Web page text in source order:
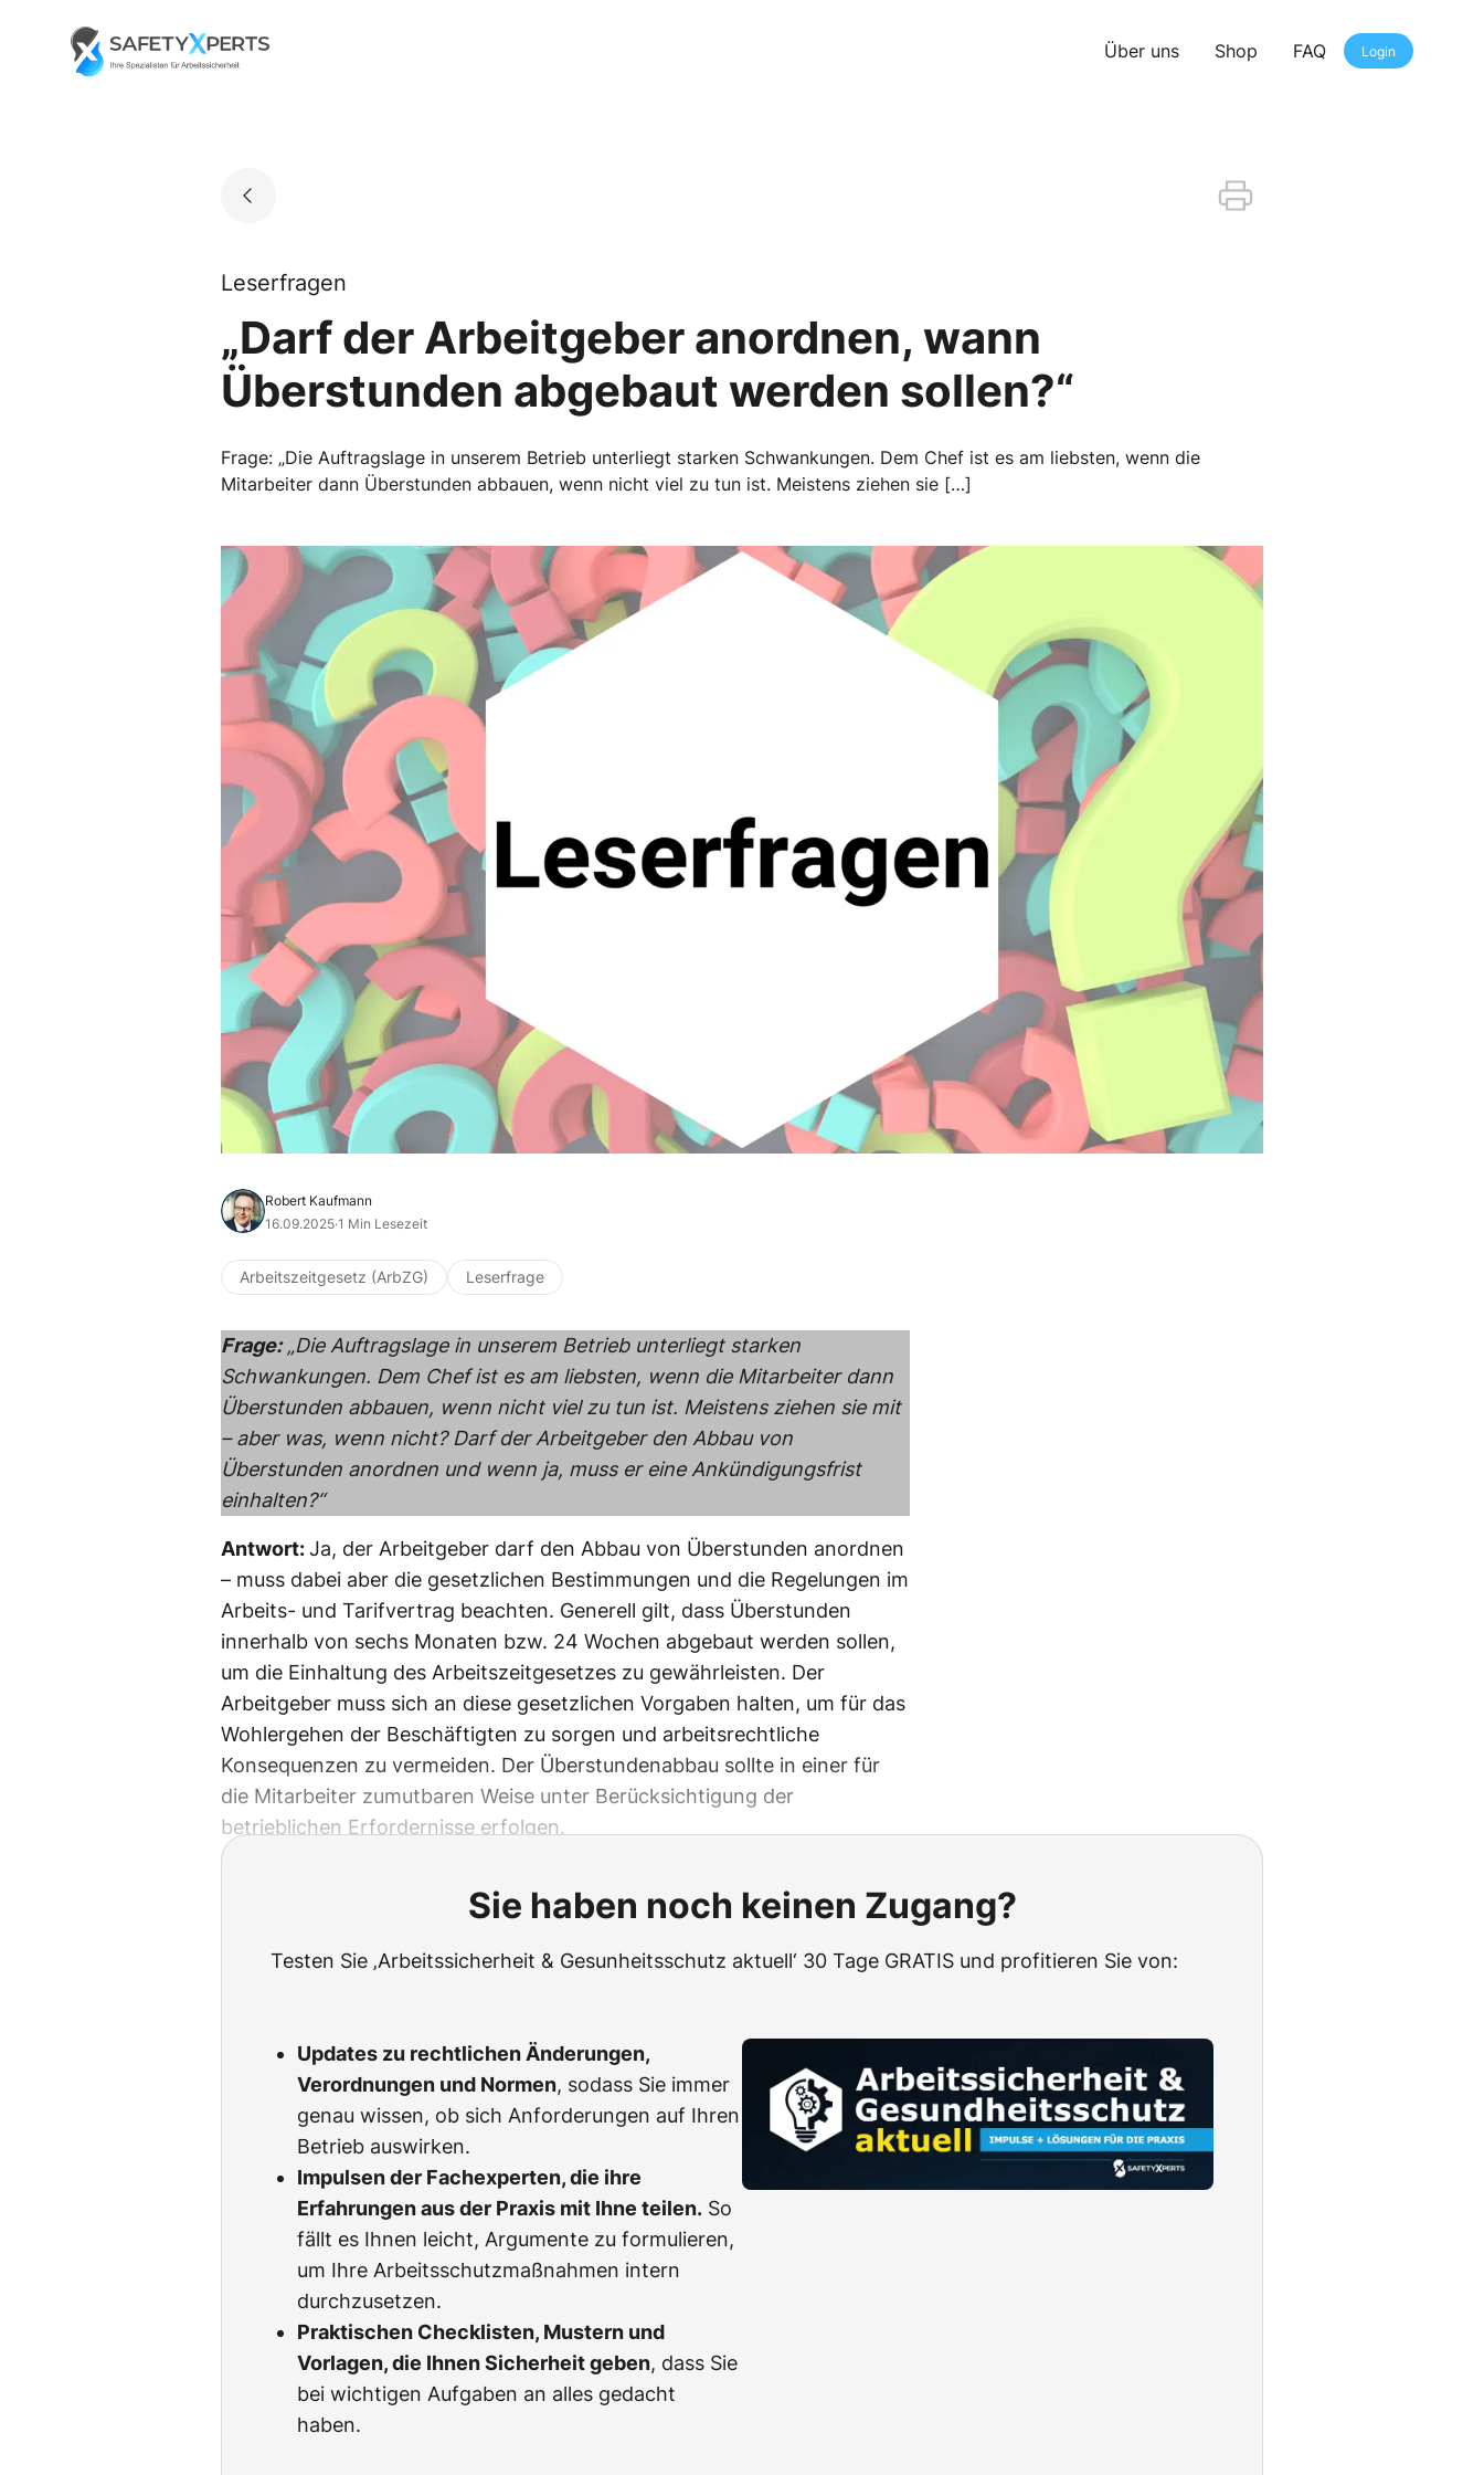
Go to landing page.
Über uns Shop FAQ Login
Leserfragen
„Darf der Arbeitgeber anordnen, wann
Überstunden abgebaut werden sollen?“
Frage: „Die Auftragslage in unserem Betrieb unterliegt starken Schwankungen. Dem Chef ist es am liebsten, wenn die
Mitarbeiter dann Überstunden abbauen, wenn nicht viel zu tun ist. Meistens ziehen sie […]
Robert Kaufmann
16.09.2025·1 Min Lesezeit
Arbeitszeitgesetz (ArbZG) Leserfrage
Frage:„Die Auftragslage in unserem Betrieb unterliegt starken
Schwankungen. Dem Chef ist es am liebsten, wenn die Mitarbeiter dann
Überstunden abbauen, wenn nicht viel zu tun ist. Meistens ziehen sie mit
– aber was, wenn nicht? Darf der Arbeitgeber den Abbau von
Überstunden anordnen und wenn ja, muss er eine Ankündigungsfrist
einhalten?“
Antwort:Ja, der Arbeitgeber darf den Abbau von Überstunden anordnen
– muss dabei aber die gesetzlichen Bestimmungen und die Regelungen im
Arbeits- und Tarifvertrag beachten. Generell gilt, dass Überstunden
innerhalb von sechs Monaten bzw. 24 Wochen abgebaut werden sollen,
um die Einhaltung des Arbeitszeitgesetzes zu gewährleisten. Der
Arbeitgeber muss sich an diese gesetzlichen Vorgaben halten, um für das
Wohlergehen der Beschäftigten zu sorgen und arbeitsrechtliche
Konsequenzen zu vermeiden. Der Überstundenabbau sollte in einer für
die Mitarbeiter zumutbaren Weise unter Berücksichtigung der
betrieblichen Erfordernisse erfolgen.
Sie haben noch keinen Zugang?
Testen Sie ‚Arbeitssicherheit & Gesunheitsschutz aktuell‘ 30 Tage GRATIS und profitieren Sie von:
Updates zu rechtlichen Änderungen,
Verordnungen und Normen, sodass Sie immer
genau wissen, ob sich Anforderungen auf Ihren
Betrieb auswirken.
Impulsen der Fachexperten, die ihre
Erfahrungen aus der Praxis mit Ihne teilen. So
fällt es Ihnen leicht, Argumente zu formulieren,
um Ihre Arbeitsschutzmaßnahmen intern
durchzusetzen.
Praktischen Checklisten, Mustern und
Vorlagen, die Ihnen Sicherheit geben, dass Sie
bei wichtigen Aufgaben an alles gedacht
haben.